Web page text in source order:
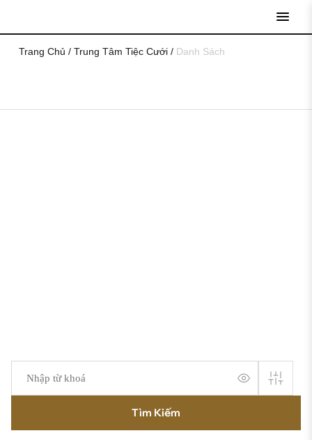
open
Trang Chủ / Trung Tâm Tiệc Cưới / Danh Sách
Tìm Kiếm